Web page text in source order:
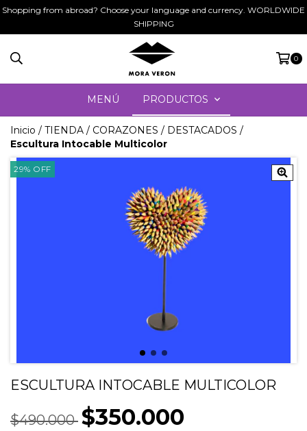
Shopping from abroad? Choose your language and currency. WORLDWIDE
SHIPPING
0
MENÚ PRODUCTOS
Inicio / TIENDA / CORAZONES / DESTACADOS /
Escultura Intocable Multicolor
29% OFF
ESCULTURA INTOCABLE MULTICOLOR
$490.000 $350.000